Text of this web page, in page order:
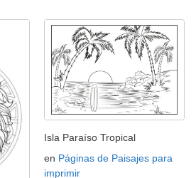
Isla Paraíso Tropical
en Páginas de Paisajes para
imprimir